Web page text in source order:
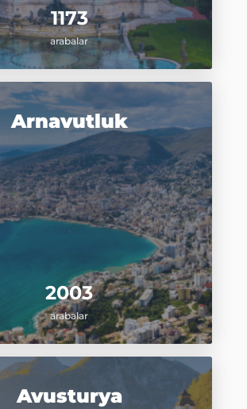
1173
arabalar
2003
arabalar
Arnavutluk
Avusturya